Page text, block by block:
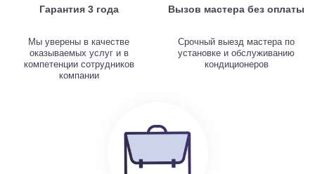
Гарантия 3 года
Мы уверены в качестве
оказываемых услуг и в
компетенции сотрудников
компании
Вызов мастера без оплаты
Срочный выезд мастера по
установке и обслуживанию
кондиционеров